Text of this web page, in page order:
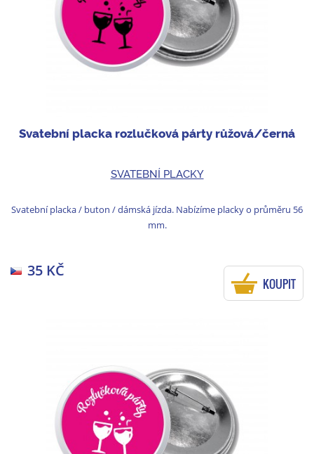
Svatební placka rozlučková párty růžová/černá
SVATEBNÍ PLACKY
Svatební placka / buton / dámská jízda. Nabízíme placky o průměru 56
mm.
35 KČ
KOUPIT